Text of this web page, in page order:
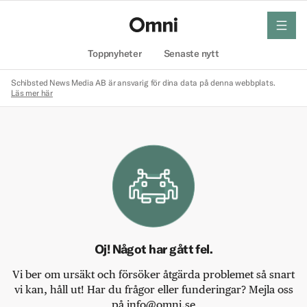
Toppnyheter Senaste nytt
meny
Schibsted News Media AB är ansvarig för dina data på denna webbplats.
Läs mer här
Oj! Något har gått fel.
Vi ber om ursäkt och försöker åtgärda problemet så snart
vi kan, håll ut! Har du frågor eller funderingar? Mejla oss